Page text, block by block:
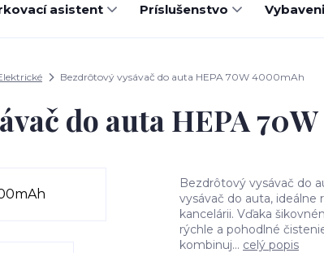
asistent Príslušenstvo
Bezdrôtový vysávač do auta HEPA 70W 4000mAh
do auta HEPA
Bezdrôtový vysávač do
vysávač do auta, ideálne
kancelárii. Vďaka
rýchle a pohodlné
kombinuj... celý popis